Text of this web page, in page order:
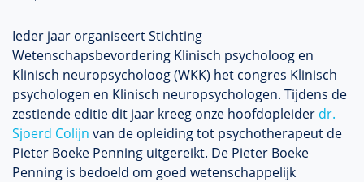
Ieder jaar organiseert Stichting
Wetenschapsbevordering Klinisch psycholoog en
Klinisch neuropsycholoog (WKK) het congres Klinisch
psychologen en Klinisch neuropsychologen. Tijdens de
zestiende editie dit jaar kreeg onze hoofdopleider dr.
Sjoerd Colijn van de opleiding tot psychotherapeut de
Pieter Boeke Penning uitgereikt. De Pieter Boeke
Penning is bedoeld om goed wetenschappelijk